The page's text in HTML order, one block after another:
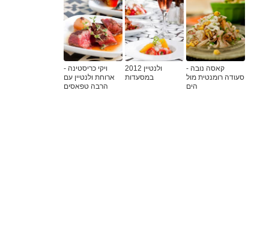
קאסה נובה -
סעודה רומנטית מול
הים
ולנטיין 2012
במסעדות
ויקי כריסטינה -
ארוחת ולנטיין עם
הרבה טפאסים